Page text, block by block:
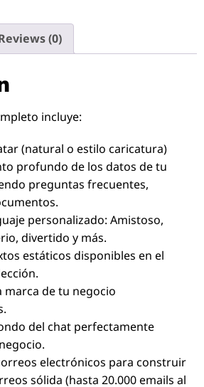
(0)
incluye:
(natural o estilo caricatura)
profundo de los datos de tu
preguntas frecuentes,
personalizado: Amistoso,
divertido y más.
estáticos disponibles en el
marca de tu negocio
del chat perfectamente
electrónicos para construir
sólida (hasta 20.000 emails al